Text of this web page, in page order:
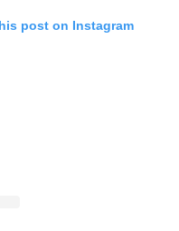
post on Instagram